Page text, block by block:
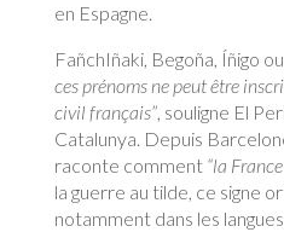
en Espagne.
FañchIñaki, Begoña, Íñigo
ces prénoms ne peut être
civil français”, souligne El
Catalunya. Depuis
raconte comment “la
la guerre au tilde, ce signe
notamment dans les